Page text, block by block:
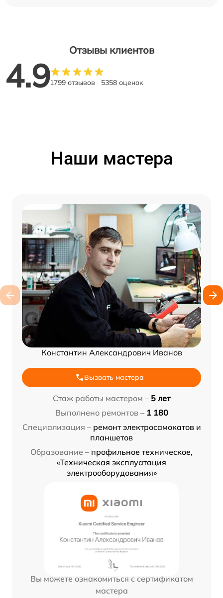
Отзывы клиентов
4.91799 отзывов 5358 оценок
Наши мастера
Константин Александрович Иванов
Вызвать мастера
Стаж работы мастером – 5 лет
Выполнено ремонтов – 1 180
Специализация – ремонт электросамокатов и
планшетов
Образование – профильное техническое,
«Техническая эксплуатация
электрооборудования»
Вы можете ознакомиться с сертификатом
мастера